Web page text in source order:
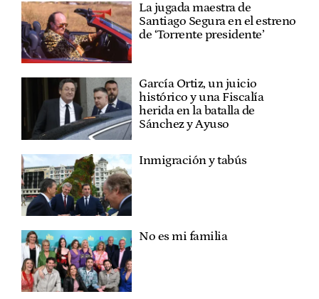
La jugada maestra de
Santiago Segura en el estreno
de ‘Torrente presidente’
García Ortiz, un juicio
histórico y una Fiscalía
herida en la batalla de
Sánchez y Ayuso
Inmigración y tabús
No es mi familia